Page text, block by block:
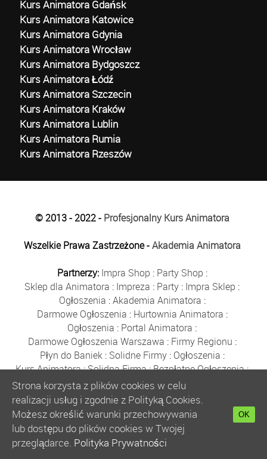
Kurs Animatora Gdańsk
Kurs Animatora Katowice
Kurs Animatora Gdynia
Kurs Animatora Wrocław
Kurs Animatora Bydgoszcz
Kurs Animatora Łódź
Kurs Animatora Szczecin
Kurs Animatora Kraków
Kurs Animatora Lublin
Kurs Animatora Rumia
Kurs Animatora Rzeszów
© 2013 - 2022 - Profesjonalny Kurs Animatora
Wszelkie Prawa Zastrzeżone -Akademia Animatora
Partnerzy: Impra Shop : Party Shop :
Sklep dla Animatora : Impreza : Party : Impra Sklep :
Ogłoszenia :Akademia Animatora :
Darmowe Ogłoszenia : Hurtownia Animatora :
Ogłoszenia : Portal Animatora :
Darmowe Ogłoszenia Warszawa : Firmy Regionu :
Płyn do Baniek: Solidne Firmy: Ogłoszenia :
Kurs Animatora:Solidna Firma:Bezpłatne Ogłoszenia:
Animator Czasu Wolnego:
Bezpłatne Ogłoszenia Warszawa:sklep animatora
Bańki Mydlane:Bezpłatne Ogłoszenia
Szkolenie Animatorów:Kurs Animatora
:
Kurs Animatora Warszawa :Rumia
Kurs Animatora Poznań:
Strona korzysta z plików cookies w celu
realizacji usług i zgodnie z Polityką Cookies.
Możesz określić warunki przechowywania
lub dostępu do plików cookies w Twojej
przeglądarce. Polityka Prywatności
OK